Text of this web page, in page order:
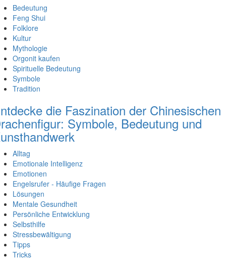
Bedeutung
Feng Shui
Folklore
Kultur
Mythologie
Orgonit kaufen
Spirituelle Bedeutung
Symbole
Tradition
die Faszination der Chinesischen
Symbole, Bedeutung und
Alltag
Emotionale Intelligenz
Emotionen
Engelsrufer - Häufige Fragen
Lösungen
Mentale Gesundheit
Persönliche Entwicklung
Selbsthilfe
Stressbewältigung
Tipps
Tricks